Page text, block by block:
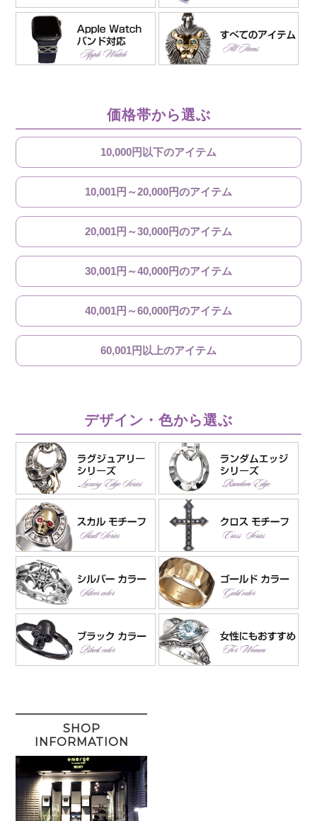
価格帯から選ぶ
10,000円以下のアイテム
10,001円～20,000円のアイテム
20,001円～30,000円のアイテム
30,001円～40,000円のアイテム
40,001円～60,000円のアイテム
60,001円以上のアイテム
デザイン・色から選ぶ
SHOP
INFORMATION